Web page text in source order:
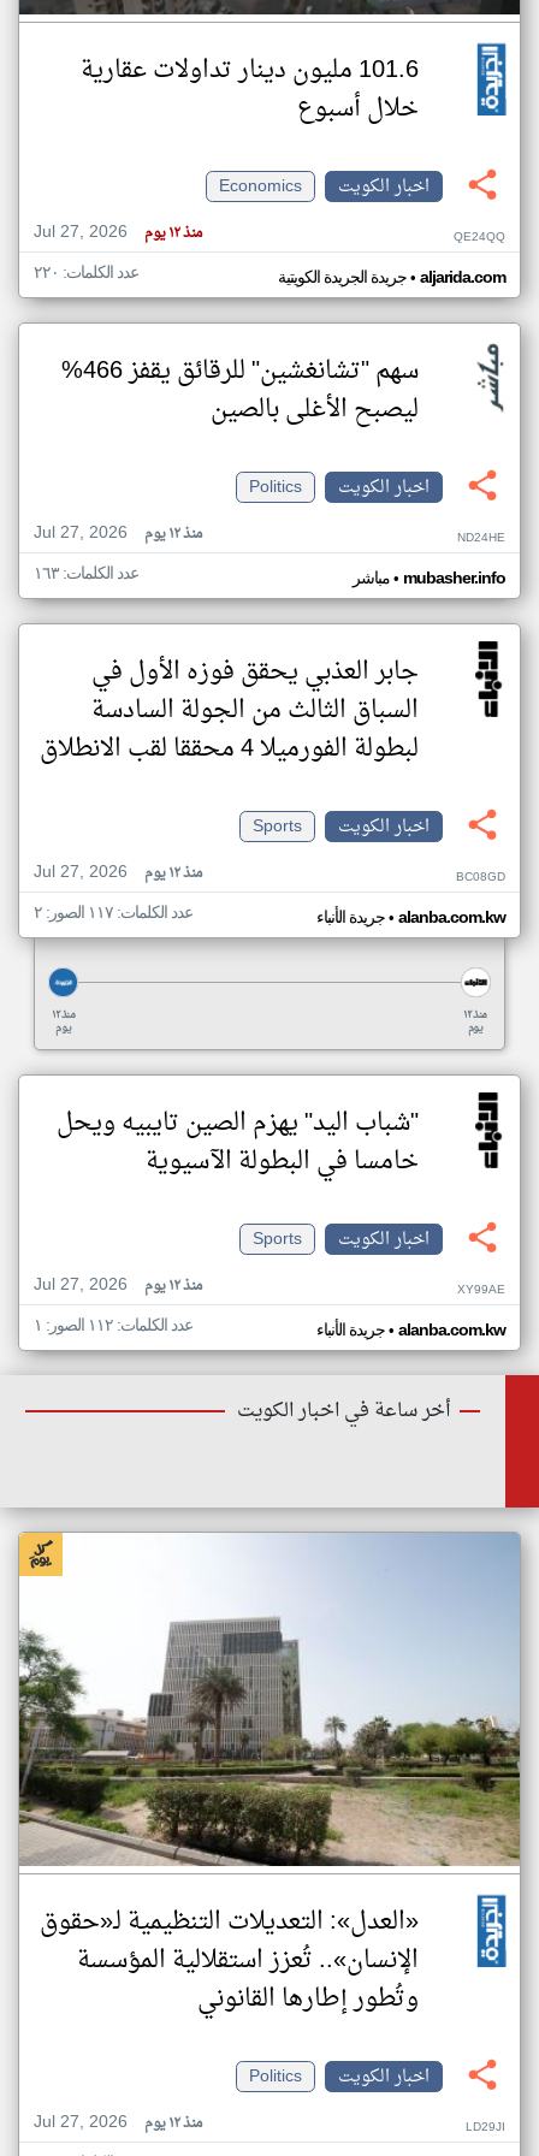
101.6 مليون دينار تداولات عقارية
خلال أسبوع
اخبار الكويت
Economics
Jul 27, 2026
منذ ١٢ يوم QE24QQ
جريدة الجريدة الكويتية• aljarida.com عدد الكلمات: ٢٢٠
سهم "تشانغشين" للرقائق يقفز 466%
ليصبح الأغلى بالصين
اخبار الكويت
Politics
Jul 27, 2026
منذ ١٢ يوم ND24HE
مباشر• mubasher.info عدد الكلمات: ١٦٣
جابر العذبي يحقق فوزه الأول في
السباق الثالث من الجولة السادسة
لبطولة الفورميلا 4 محققا لقب الانطلاق
اخبار الكويت
Sports
Jul 27, 2026
منذ ١٢ يوم BC08GD
جريدة الأنباء• alanba.com.kw عدد الكلمات: ١١٧ الصور: ٢
منذ ١٢
يوم
منذ ١٢
يوم
"شباب اليد" يهزم الصين تايبيه ويحل
خامسا في البطولة الآسيوية
اخبار الكويت
Sports
Jul 27, 2026
منذ ١٢ يوم XY99AE
جريدة الأنباء• alanba.com.kw عدد الكلمات: ١١٢ الصور: ١
أخر ساعة في اخبار الكويت
«العدل»: التعديلات التنظيمية لـ«حقوق
الإنسان».. تُعزز استقلالية المؤسسة
وتُطور إطارها القانوني
اخبار الكويت
Politics
Jul 27, 2026
منذ ١٢ يوم LD29JI